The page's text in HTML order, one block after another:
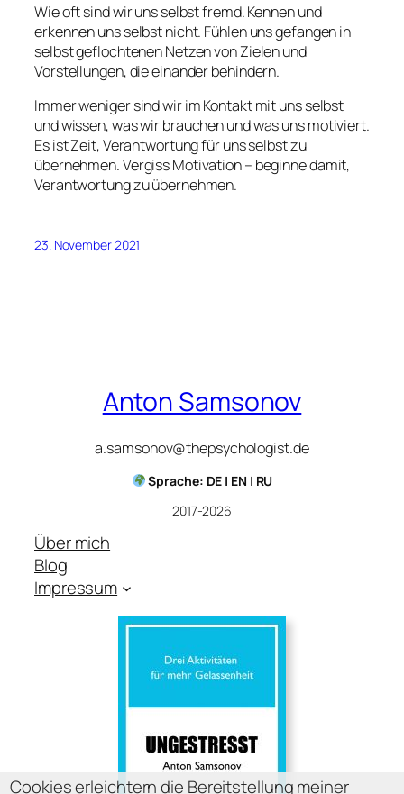
Wie oft sind wir uns selbst fremd. Kennen und
erkennen uns selbst nicht. Fühlen uns gefangen in
selbst geflochtenen Netzen von Zielen und
Vorstellungen, die einander behindern.
Immer weniger sind wir im Kontakt mit uns selbst
und wissen, was wir brauchen und was uns motiviert.
Es ist Zeit, Verantwortung für uns selbst zu
übernehmen. Vergiss Motivation – beginne damit,
Verantwortung zu übernehmen.
23. November 2021
Anton Samsonov
a.samsonov@thepsychologist.de
Sprache: DE | EN | RU
2017-2026
Über mich
Blog
Impressum
Cookies erleichtern die Bereitstellung meiner